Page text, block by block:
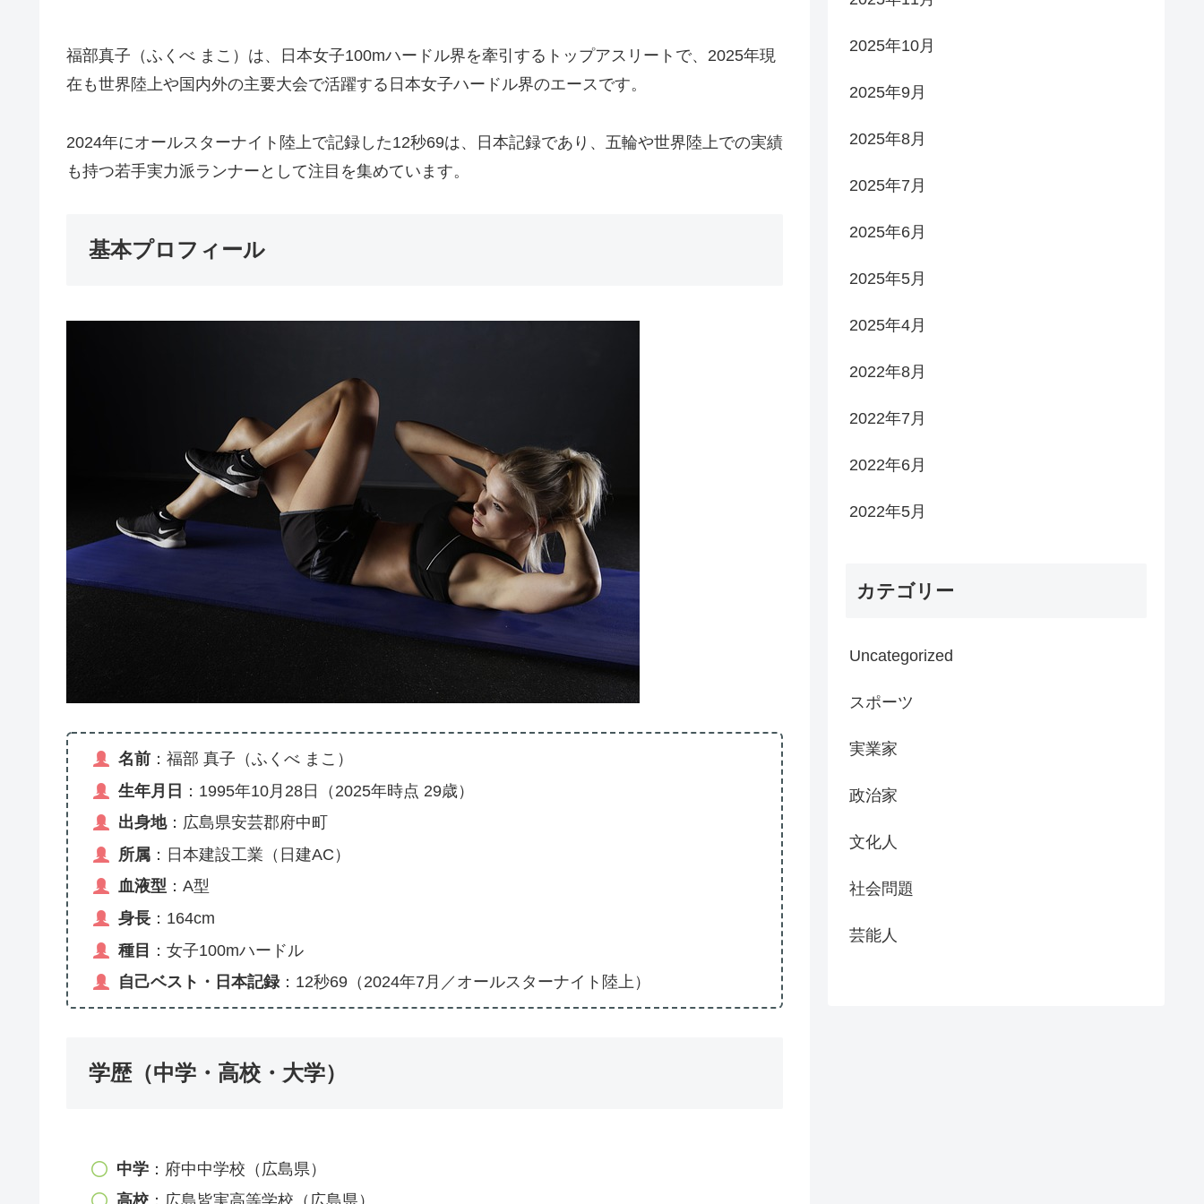
福部真子（ふくべ まこ）は、日本女子100mハードル界を牽引するトップアスリートで、2025年現
在も世界陸上や国内外の主要大会で活躍する日本女子ハードル界のエースです。
2024年にオールスターナイト陸上で記録した12秒69は、日本記録であり、五輪や世界陸上での実績
も持つ若手実力派ランナーとして注目を集めています。
基本プロフィール
名前 ：福部 真子（ふくべ まこ）
生年月日 ：1995年10月28日（2025年時点 29歳）
出身地：広島県安芸郡府中町
所属 ：日本建設工業（日建AC）
血液型 ：A型
身長 ：164cm
種目
：女子100mハードル
自己ベスト・日本記録：12秒69（2024年7月／オールスターナイト陸上）
学歴（中学・高校・大学）
中学 ：府中中学校（広島県）
2025年10月
2025年9月
2025年8月
2025年7月
2025年6月
2025年5月
2025年4月
2022年8月
2022年7月
2022年6月
2022年5月
カテゴリー
Uncategorized
スポーツ
実業家
政治家
文化人
社会問題
芸能人